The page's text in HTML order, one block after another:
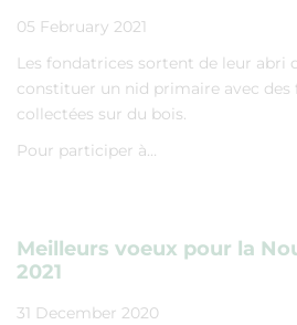
05 February 2021
Les fondatrices sortent de leur abri
constituer un nid primaire avec des
collectées sur du bois.
Pour participer à…
Meilleurs voeux pour la
2021
31 December 2020